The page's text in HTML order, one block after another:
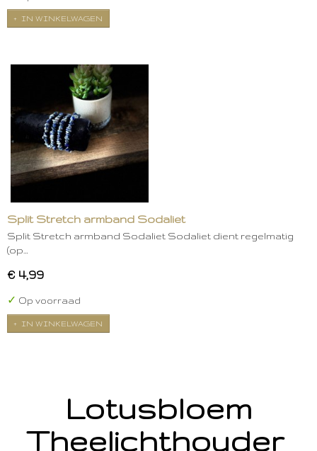
IN WINKELWAGEN
Split Stretch armband Sodaliet
Split Stretch armband Sodaliet Sodaliet dient regelmatig
(op…
€ 4,99
✓ Op voorraad
IN WINKELWAGEN
Lotusbloem
Theelichthouder